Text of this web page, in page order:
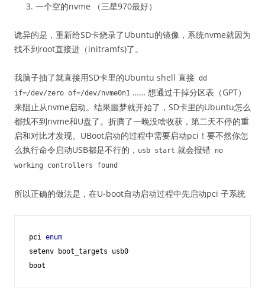
一个空的nvme （三星970最好）
诡异的是，重新给SD卡烧录了Ubuntu的镜像，系统nvme就因为
找不到root直接进（initramfs)了。
我脑子抽了就直接用SD卡里的Ubuntu shell 直接 dd
if=/dev/zero of=/dev/nvme0n1 …… 想通过干掉分区表（GPT）
来阻止从nvme启动。结果噩梦就开始了，SD卡里的Ubuntu怎么
都找不到nvme和U盘了。折腾了一晚没啥收获，第二天不停的重
启和对比才发现。UBoot启动的过程中需要启动pci！要不然你怎
么执行命令启动USB都是不行的， usb start 就会报错 no
working controllers found
所以正确的做法是，在U-boot自动启动过程中先启动pci 子系统
pci enum
setenv boot_targets usb0
boot